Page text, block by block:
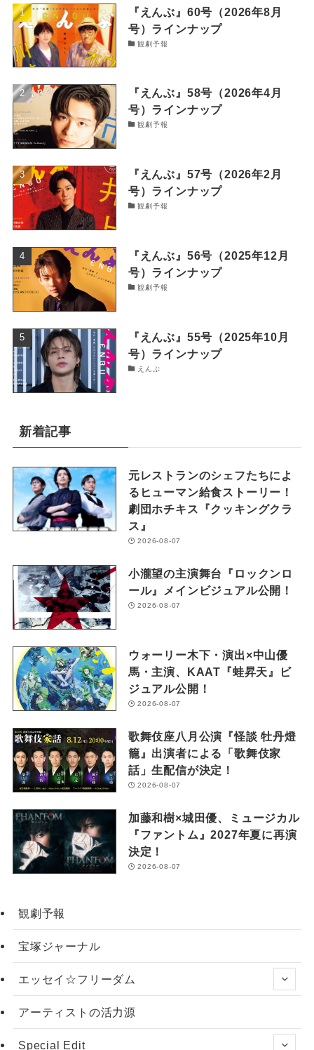
『えんぶ』60号（2026年8月
号）ラインナップ
観劇予報
『えんぶ』58号（2026年4月
号）ラインナップ
観劇予報
『えんぶ』57号（2026年2月
号）ラインナップ
観劇予報
『えんぶ』56号（2025年12月
号）ラインナップ
観劇予報
『えんぶ』55号（2025年10月
号）ラインナップ
えんぶ
新着記事
元レストランのシェフたちによ
るヒューマン給食ストーリー！
劇団ホチキス『クッキングクラ
ス』
2026-08-07
小瀧望の主演舞台『ロックンロ
ール』メインビジュアル公開！
2026-08-07
ウォーリー木下・演出×中山優
馬・主演、KAAT『蛙昇天』ビ
ジュアル公開！
2026-08-07
歌舞伎座八月公演『怪談 牡丹燈
籠』出演者による「歌舞伎家
話」生配信が決定！
2026-08-07
加藤和樹×城田優、ミュージカル
『ファントム』2027年夏に再演
決定！
2026-08-07
観劇予報
宝塚ジャーナル
エッセイ☆フリーダム
アーティストの活力源
Special Edit